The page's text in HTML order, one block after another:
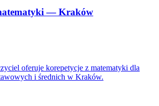
— Kraków
oferuje korepetycje z matematyki dla
i średnich w Kraków.